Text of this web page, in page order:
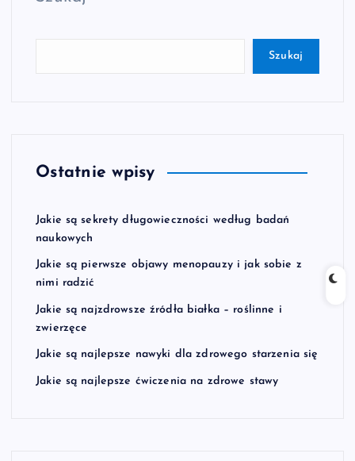
Szukaj
Ostatnie wpisy
Jakie są sekrety długowieczności według badań
naukowych
Jakie są pierwsze objawy menopauzy i jak sobie z
nimi radzić
Jakie są najzdrowsze źródła białka – roślinne i
zwierzęce
Jakie są najlepsze nawyki dla zdrowego starzenia się
Jakie są najlepsze ćwiczenia na zdrowe stawy